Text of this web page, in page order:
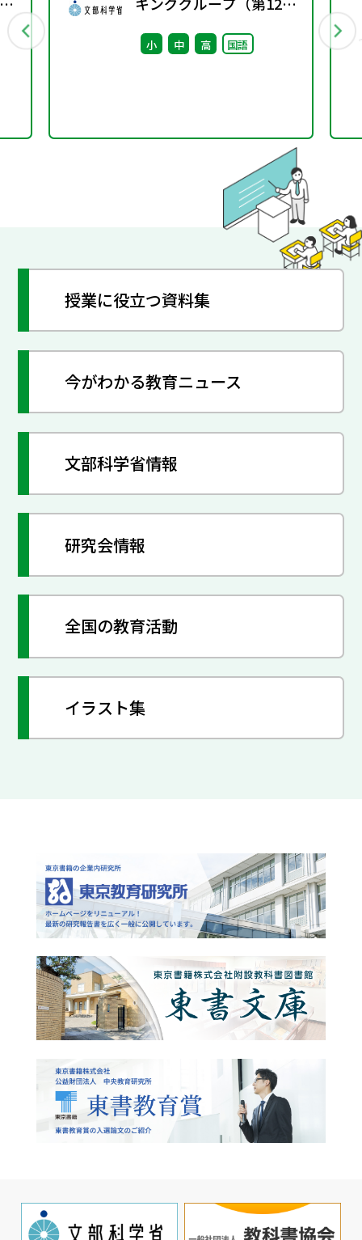
回） 配付資料
小 中 高 国語
授業に役立つ資料集
今がわかる教育ニュース
文部科学省情報
研究会情報
全国の教育活動
イラスト集